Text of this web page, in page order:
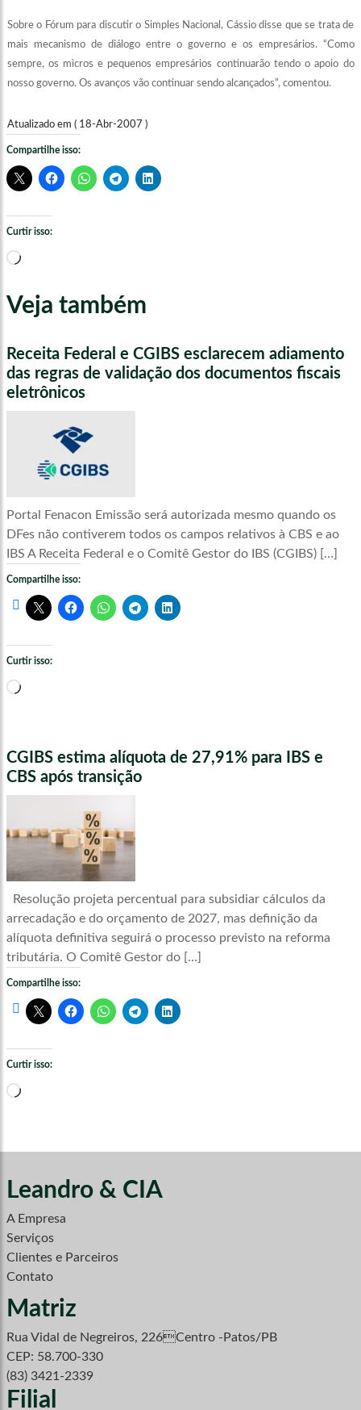
Sobre o Fórum para discutir o Simples Nacional, Cássio disse que se trata de
mais mecanismo de diálogo entre o governo e os empresários. “Como
sempre, os micros e pequenos empresários continuarão tendo o apoio do
nosso governo. Os avanços vão continuar sendo alcançados”, comentou.
Atualizado em ( 18-Abr-2007 )
Compartilhe isso:
Curtir isso:
Carregando...
Veja também
Receita Federal e CGIBS esclarecem adiamento
das regras de validação dos documentos fiscais
eletrônicos
Portal Fenacon Emissão será autorizada mesmo quando os
DFes não contiverem todos os campos relativos à CBS e ao
IBS A Receita Federal e o Comitê Gestor do IBS (CGIBS) […]
Compartilhe isso:
Curtir isso:
Carregando...
CGIBS estima alíquota de 27,91% para IBS e
CBS após transição
Resolução projeta percentual para subsidiar cálculos da
arrecadação e do orçamento de 2027, mas definição da
alíquota definitiva seguirá o processo previsto na reforma
tributária. O Comitê Gestor do […]
Compartilhe isso:
Curtir isso:
Carregando...
Leandro & CIA
A Empresa
Serviços
Clientes e Parceiros
Contato
Matriz
Rua Vidal de Negreiros, 226Centro -Patos/PB
CEP: 58.700-330
(83) 3421-2339
Filial